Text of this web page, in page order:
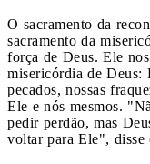
O sacramento da
sacramento da
força de Deus. Ele
misericórdia de Deus:
pecados, nossas
Ele e nós mesmos.
pedir perdão, mas
voltar para Ele", disse